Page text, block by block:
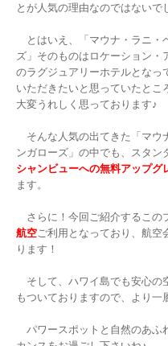
とが人気の理由なのではないで
とはいえ、「マウナ・ラニ・
ズ」そのものはロケーション
のラグジュアリーホテルとなっ
いただきたいと思っていたとこ
大変うれしく思っております♪
そんな人気の出てきた「マウ
ンガローズ」の中でも、スタン
シャンビューへの無料アップグ
ます。
さらに！今回ご紹介するこの
航空 ご利用となっており、航
ります！
そして、ハワイ島でも安心の
もついておりますので、より一
パワースポットと自然のあふ